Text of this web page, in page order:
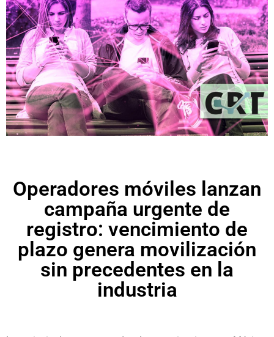
Operadores móviles lanzan
campaña urgente de
registro: vencimiento de
plazo genera movilización
sin precedentes en la
industria